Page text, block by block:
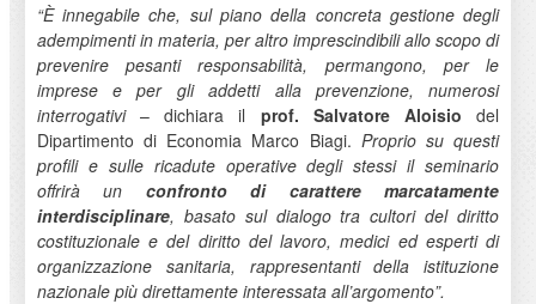
“È innegabile che, sul piano della concreta gestione degli
adempimenti in materia, per altro imprescindibili allo scopo di
prevenire pesanti responsabilità, permangono, per le
imprese e per gli addetti alla prevenzione, numerosi
interrogativi – dichiara il prof. Salvatore Aloisiodel
Dipartimento di Economia Marco Biagi. Proprio su questi
profili e sulle ricadute operative degli stessi il seminario
offrirà un confronto di carattere marcatamente
interdisciplinare, basato sul dialogo tra cultori del diritto
costituzionale e del diritto del lavoro, medici ed esperti di
organizzazione sanitaria, rappresentanti della istituzione
nazionale più direttamente interessata all’argomento”.